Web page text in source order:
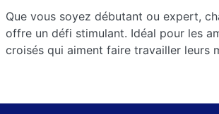
Que vous soyez débutant ou expert,
offre un défi stimulant. Idéal pour les
croisés qui aiment faire travailler leurs